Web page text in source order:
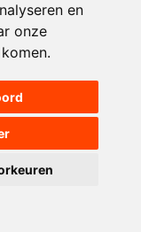
en
onze